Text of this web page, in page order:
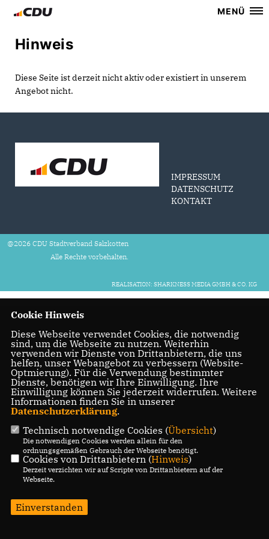
MENÜ
Hinweis
Diese Seite ist derzeit nicht aktiv oder existiert in unserem
Angebot nicht.
IMPRESSUM
DATENSCHUTZ
KONTAKT
@2026 CDU Stadtverband Salzkotten
Alle Rechte vorbehalten.
REALISATION: SHARKNESS MEDIA GMBH & CO. KG
Cookie Hinweis
Diese Webseite verwendet Cookies, die notwendig
sind, um die Webseite zu nutzen. Weiterhin
verwenden wir Dienste von Drittanbietern, die uns
helfen, unser Webangebot zu verbessern (Website-
Optmierung). Für die Verwendung bestimmter
Dienste, benötigen wir Ihre Einwilligung. Ihre
Einwilligung können Sie jederzeit widerrufen. Weitere
Informationen finden Sie in unserer
Datenschutzerklärung.
Technisch notwendige Cookies (Übersicht)
Die notwendigen Cookies werden allein für den
ordnungsgemäßen Gebrauch der Webseite benötigt.
Cookies von Drittanbietern (Hinweis)
Derzeit verzichten wir auf Scripte von Drittanbietern auf der
Webseite.
Einverstanden